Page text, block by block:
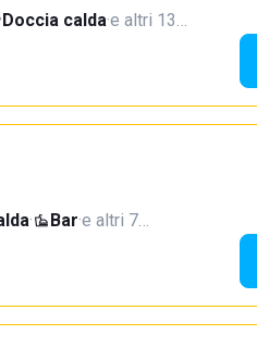
Doccia calda·e altri 13…
· Bar·e altri 7…